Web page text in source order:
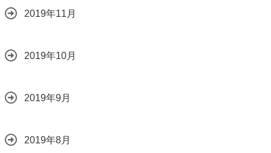
2019年11月
2019年10月
2019年9月
2019年8月